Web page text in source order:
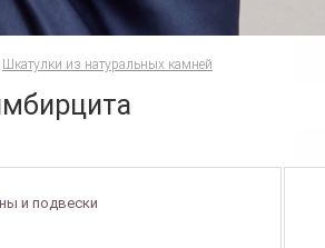
Шкатулки из натуральных камней
и подвески